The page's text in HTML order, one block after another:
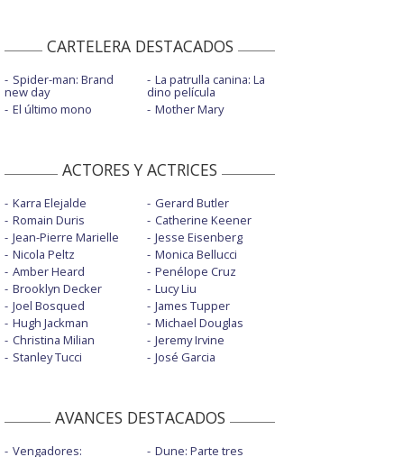
CARTELERA DESTACADOS
Spider-man: Brand
new day
El último mono
La patrulla canina: La
dino película
Mother Mary
ACTORES Y ACTRICES
Karra Elejalde
Romain Duris
Jean-Pierre Marielle
Nicola Peltz
Amber Heard
Brooklyn Decker
Joel Bosqued
Hugh Jackman
Christina Milian
Stanley Tucci
Gerard Butler
Catherine Keener
Jesse Eisenberg
Monica Bellucci
Penélope Cruz
Lucy Liu
James Tupper
Michael Douglas
Jeremy Irvine
José Garcia
AVANCES DESTACADOS
Vengadores:
Dune: Parte tres